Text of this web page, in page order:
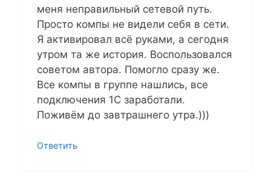
меня неправильный сетевой путь.
Просто компы не видели себя в сети.
Я активировал всё руками, а сегодня
утром та же история. Воспользовался
советом автора. Помогло сразу же.
Все компы в группе нашлись, все
подключения 1С заработали.
Поживём до завтрашнего утра.)))
Ответить